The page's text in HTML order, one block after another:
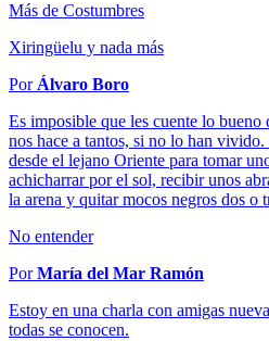
Más de Costumbres
Xiringüelu y nada más
Por Álvaro Boro
Es imposible que les cuente lo bueno
nos hace a tantos, si no lo han
desde el lejano Oriente para tomar
achicharrar por el sol, recibir unos
la arena y quitar mocos negros dos o
No entender
PorMaría del Mar Ramón
Estoy en una charla con amigas
todas se conocen.